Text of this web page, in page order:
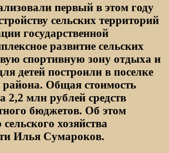
первый в этом году
сельских территорий
государственной
развитие сельских
спортивную зону отдыха и
детей построили в поселке
Общая стоимость
2,2 млн рублей средств
бюджетов. Об этом
хозяйства
Илья Сумароков.